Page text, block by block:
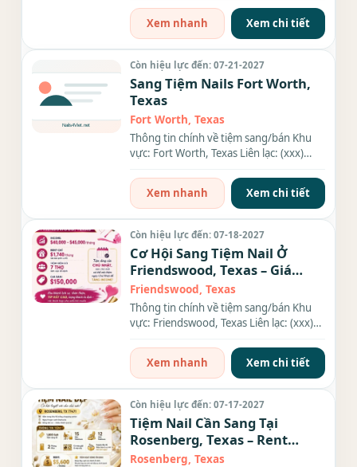
Xem nhanh
Xem chi tiết
Còn hiệu lực đến: 07-21-2027
Sang Tiệm Nails Fort Worth,
Texas
Fort Worth, Texas
Thông tin chính về tiệm sang/bán Khu
vực: Fort Worth, Texas Liên lạc: (xxx)
Xem nhanh
Xem chi tiết
Còn hiệu lực đến: 07-18-2027
Cơ Hội Sang Tiệm Nail Ở
Friendswood, Texas – Giá
$150,000
Friendswood, Texas
Thông tin chính về tiệm sang/bán Khu
vực: Friendswood, Texas Liên lạc: (xxx)
Xem nhanh
Xem chi tiết
Còn hiệu lực đến: 07-17-2027
Tiệm Nail Cần Sang Tại
Rosenberg, Texas – Rent
$5,600/tháng
Rosenberg, Texas